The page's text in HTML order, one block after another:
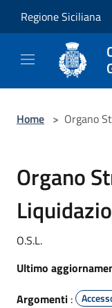
Regione Siciliana
Home > Organo
Organo
O.S.L.
Ultimo
Argomenti :